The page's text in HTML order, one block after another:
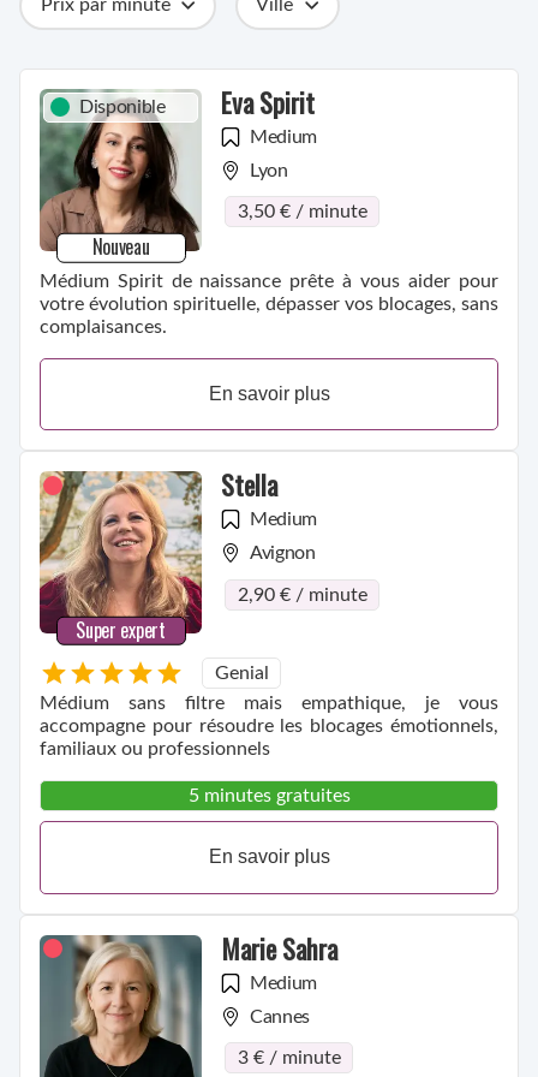
Prix par minute
Catégories
Métiers
Compétences
Ville
Disponible
Nouveau
Eva Spirit
Medium
Lyon
3,50 € / minute
Médium Spirit de naissance prête à vous aider pour
votre évolution spirituelle, dépasser vos blocages, sans
complaisances.
En savoir plus
Super expert
Stella
Medium
Avignon
2,90 € / minute
Genial
Médium sans filtre mais empathique, je vous
accompagne pour résoudre les blocages émotionnels,
familiaux ou professionnels
5 minutes gratuites
En savoir plus
Marie Sahra
Medium
Cannes
3 € / minute